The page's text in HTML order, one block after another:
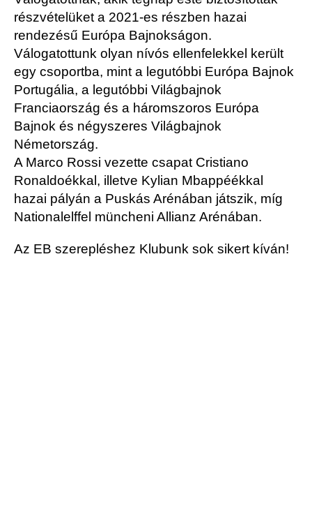
részvételüket a 2021-es részben hazai
rendezésű Európa Bajnokságon.
Válogatottunk olyan nívós ellenfelekkel került
egy csoportba, mint a legutóbbi Európa Bajnok
Portugália, a legutóbbi Világbajnok
Franciaország és a háromszoros Európa
Bajnok és négyszeres Világbajnok
Németország.
A Marco Rossi vezette csapat Cristiano
Ronaldoékkal, illetve Kylian Mbappéékkal
hazai pályán a Puskás Arénában játszik, míg
Nationalelffel müncheni Allianz Arénában.
Az EB szerepléshez Klubunk sok sikert kíván!